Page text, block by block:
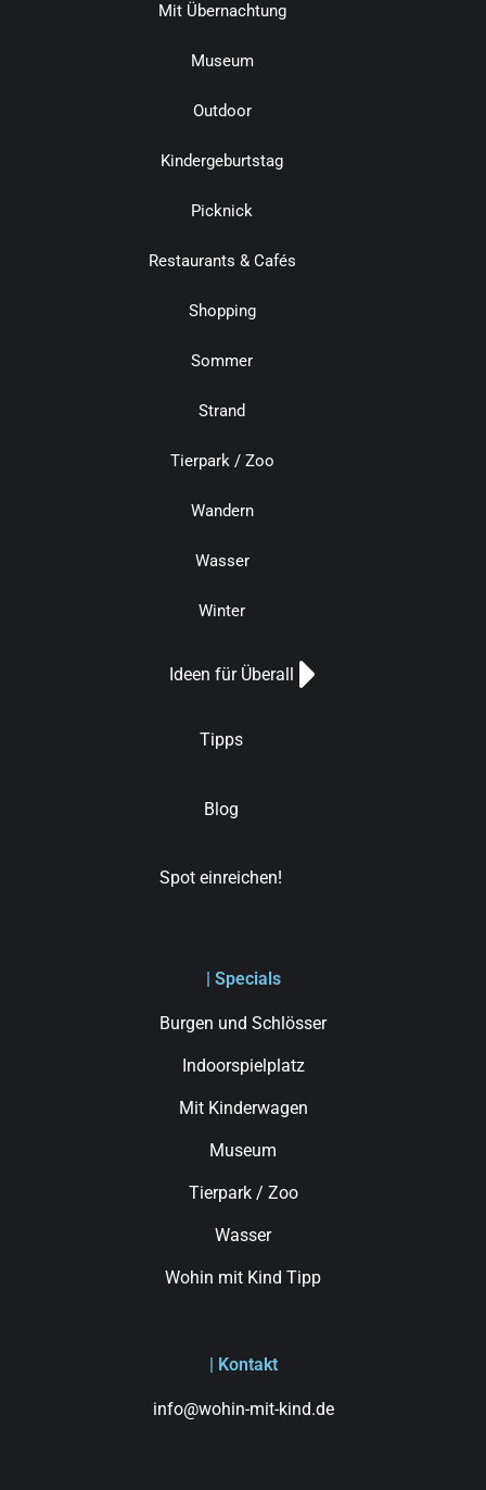
Mit Übernachtung
Museum
Outdoor
Kindergeburtstag
Picknick
Restaurants & Cafés
Shopping
Sommer
Strand
Tierpark / Zoo
Wandern
Wasser
Winter
Ideen für Überall
Tipps
Blog
Spot einreichen!
| Specials
Burgen und Schlösser
Indoorspielplatz
Mit Kinderwagen
Museum
Tierpark / Zoo
Wasser
Wohin mit Kind Tipp
| Kontakt
info@wohin-mit-kind.de